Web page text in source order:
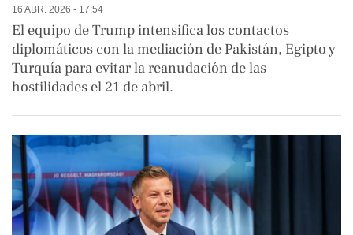
16 ABR. 2026 - 17:54
El equipo de Trump intensifica los contactos
diplomáticos con la mediación de Pakistán, Egipto y
Turquía para evitar la reanudación de las
hostilidades el 21 de abril.